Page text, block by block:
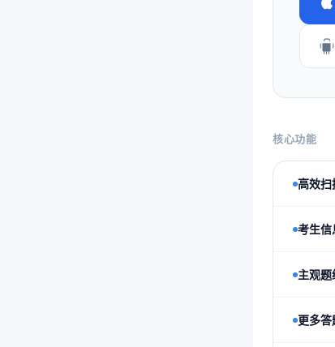
核心功能
高效扫
考生信
主观题
更多